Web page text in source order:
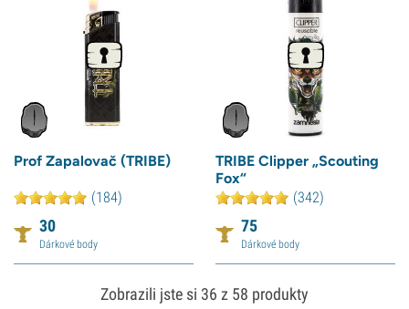
Prof Zapalovač (TRIBE)
(184)
30
Dárkové body
TRIBE Clipper „Scouting
Fox“
(342)
75
Dárkové body
Zobrazili jste si 36 z 58 produkty